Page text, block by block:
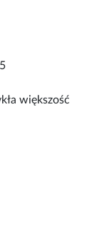
większość